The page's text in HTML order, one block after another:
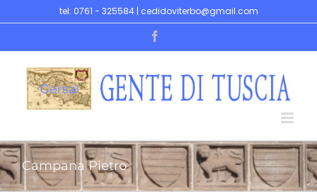
to
tel: 0761 - 325584 | cedidoviterbo@gmail.com
Campana Pietro